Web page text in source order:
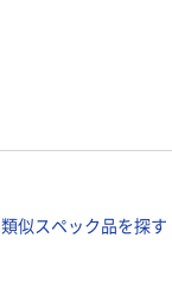
類似スペック品を探す